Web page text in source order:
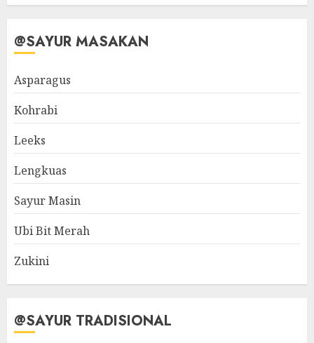
@SAYUR MASAKAN
Asparagus
Kohrabi
Leeks
Lengkuas
Sayur Masin
Ubi Bit Merah
Zukini
@SAYUR TRADISIONAL